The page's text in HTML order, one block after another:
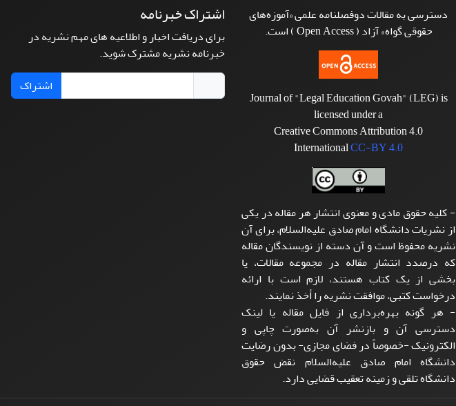
دسترسی به مقالات دوفصلنامه علمی «آموزه‌های
حقوقی گواه» آزاد ( Open Access ) است.
Journal of "Legal Education Govah" (LEG) is
licensed under a
Creative Commons Attribution 4.0
InternationalCC-BY 4.0
- کلیه حقوق مادی و معنوی انتشار هر مقاله در یکی
از نشریات دانشگاه امام صادق علیه‌السلام، برای آن
نشریه محفوظ است و آن دسته از نویسندگان مقاله
که درصدد انتشار مقاله در مجموعه مقالات، یا
بخشی از یک کتاب هستند، لازم است با ارائه
درخواست کتبی، موافقت نشریه را أخذ نمایند.
- هر گونه بهره‌برداری از فایل مقاله یا لینک
دسترسی آن و بازنشر آن به‌صورت چاپی و
الکترونیک -خصوصاً در فضای مجازی- بدون رضایت
دانشگاه امام صادق علیه‌السلام نقض حقوق
دانشگاه تلقی و زمینه تعقیب قضایی دارد.
اشتراک خبرنامه
برای دریافت اخبار و اطلاعیه های مهم نشریه در
خبرنامه نشریه مشترک شوید.
اشتراک